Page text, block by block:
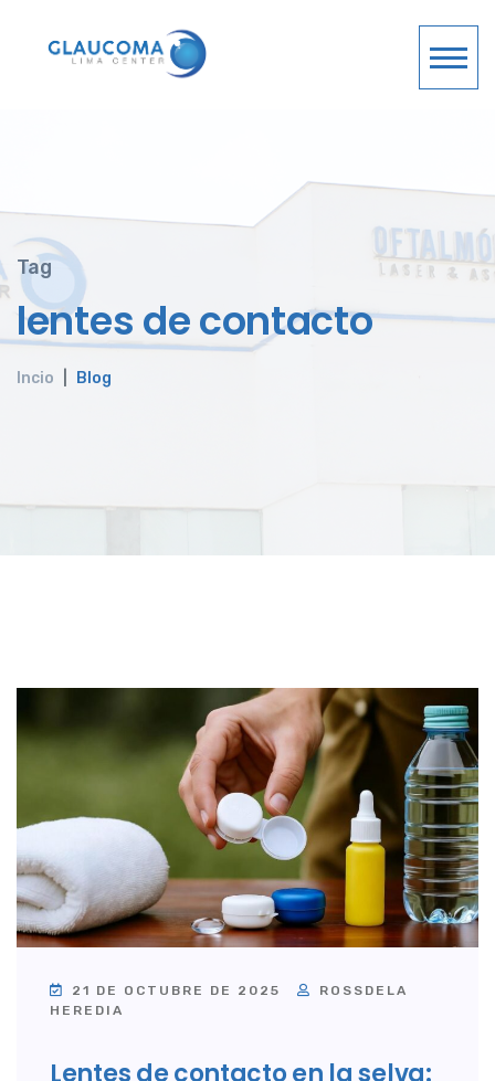
Tag
lentes de contacto
Incio Blog
21 DE OCTUBRE DE 2025
ROSSDELA
HEREDIA